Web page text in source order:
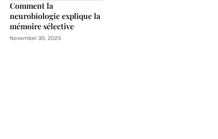
Comment la
neurobiologie explique la
mémoire sélective
November 30, 2025